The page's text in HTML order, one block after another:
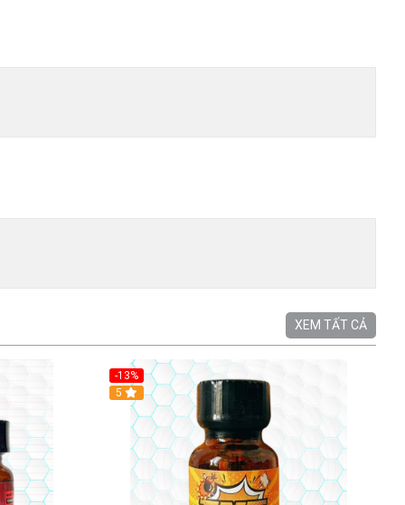
XEM TẤT CẢ
-13%
5